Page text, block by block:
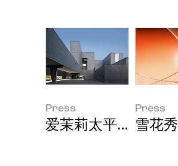
Press
爱茉莉太平洋证实
Press
雪花